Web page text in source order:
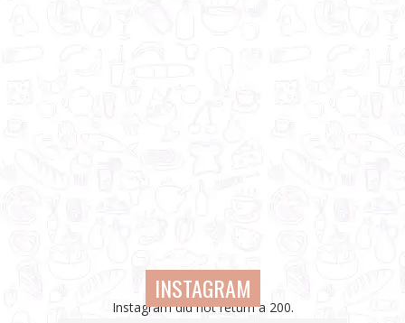
INSTAGRAM
Instagram did not return a 200.